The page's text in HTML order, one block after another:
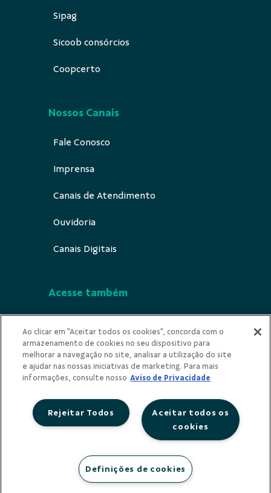
Sipag
Sicoob consórcios
Coopcerto
Nossos Canais
Fale Conosco
Imprensa
Canais de Atendimento
Ouvidoria
Canais Digitais
Acesse também
Indícios de Ilicitude
Privacidade
Ao clicar em "Aceitar todos os cookies", concorda com o
armazenamento de cookies no seu dispositivo para
melhorar a navegação no site, analisar a utilização do site
e ajudar nas nossas iniciativas de marketing. Para mais
informações, consulte nosso Aviso de Privacidade
Aceitar todos os
cookies
Rejeitar Todos
Definições de cookies